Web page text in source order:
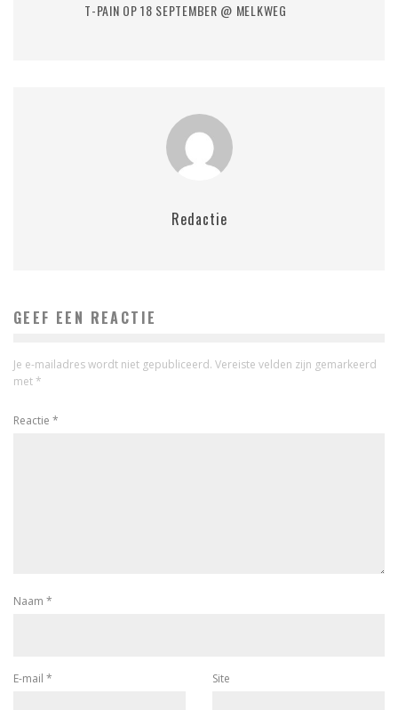
T-PAIN OP 18 SEPTEMBER @ MELKWEG
Redactie
GEEF EEN REACTIE
Je e-mailadres wordt niet gepubliceerd. Vereiste velden zijn gemarkeerd
met *
Reactie *
Naam *
E-mail * Site